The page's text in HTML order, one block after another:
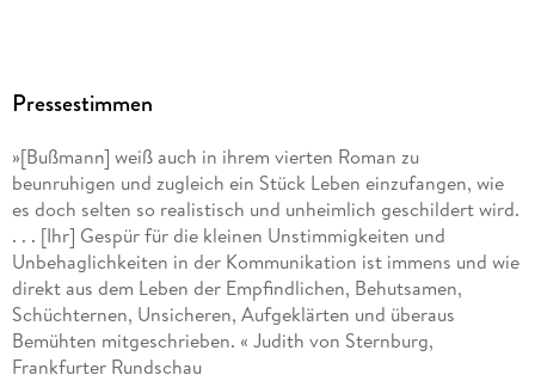
Pressestimmen
»[Bußmann] weiß auch in ihrem vierten Roman zu
beunruhigen und zugleich ein Stück Leben einzufangen, wie
es doch selten so realistisch und unheimlich geschildert wird.
. . . [Ihr] Gespür für die kleinen Unstimmigkeiten und
Unbehaglichkeiten in der Kommunikation ist immens und wie
direkt aus dem Leben der Empfindlichen, Behutsamen,
Schüchternen, Unsicheren, Aufgeklärten und überaus
Bemühten mitgeschrieben. « Judith von Sternburg,
Frankfurter Rundschau